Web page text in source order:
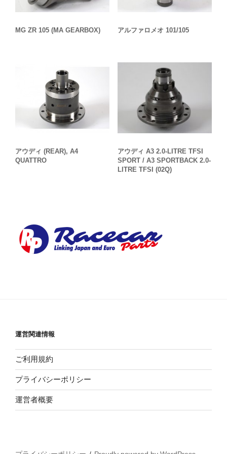
MG ZR 105 (MA GEARBOX) アルファロメオ 101/105
アウディ (REAR), A4
QUATTRO
アウディ A3 2.0-LITRE TFSI
SPORT / A3 SPORTBACK 2.0-
LITRE TFSI (02Q)
運営関連情報
ご利用規約
プライバシーポリシー
運営者概要